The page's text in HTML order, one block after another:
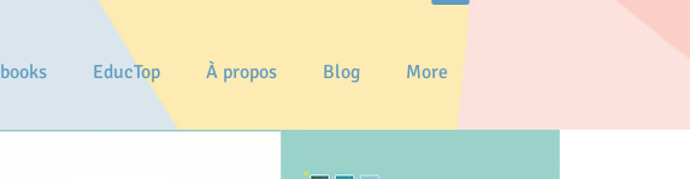
EducTop À propos Blog More